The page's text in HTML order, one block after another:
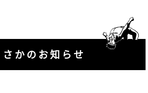
さかのお知らせ